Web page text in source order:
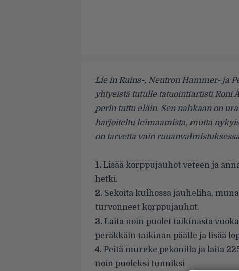
Lie in Ruins-, Neutron Hammer- ja
yhtyeistä tutulle tatuointiartisti Roni
perin tuttu eläin. Sen nahkaan on
harjoiteltu leimaamista, mutta
on tarvetta vain
1. Lisää korppujauhot veteen ja
hetki.
2. Sekoita kulhossa jauheliha,
turvonneet korppujauhot.
3. Laita noin puolet taikinasta
peräkkäin taikinan päälle ja lisää
4. Peitä mureke pekonilla ja laita
noin puoleksi tunniksi